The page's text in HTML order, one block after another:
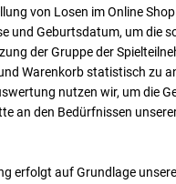
von Losen im Online
und Geburtsdatum, um die
der Gruppe der
Warenkorb statistisch zu
nutzen wir, um die
an den Bedürfnissen
erfolgt auf Grundlage